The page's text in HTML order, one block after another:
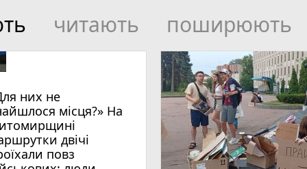
читають поширюють
них не
місця?» На
двічі
повз